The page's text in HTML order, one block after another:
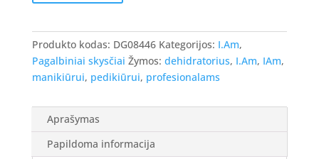
gel
-
priemonė
dizainams
kurti
15ml
Produkto kodas: DG08446 Kategorijos: I.Am,
Pagalbiniai skysčiai Žymos: dehidratorius, I.Am, IAm,
manikiūrui, pedikiūrui, profesionalams
Aprašymas
Papildoma informacija